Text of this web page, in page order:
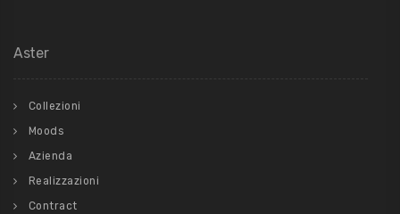
Aster
Collezioni
Moods
Azienda
Realizzazioni
Contract